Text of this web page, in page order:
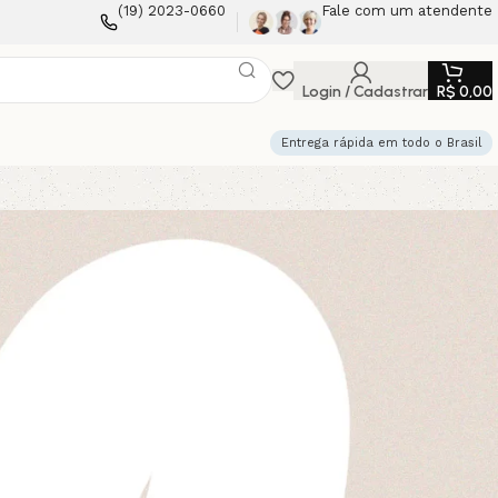
(19) 2023-0660 Fale com um atendente
Login / Cadastrar R$ 0,00
Entrega rápida em todo o Brasil